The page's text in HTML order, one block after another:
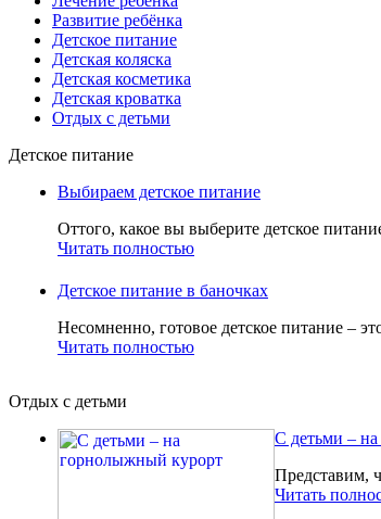
Развитие ребёнка
Детское питание
Детская коляска
Детская косметика
Детская кроватка
Отдых с детьми
Детское питание
Выбираем детское питание
Оттого, какое вы выберите детское
Читать полностью
Детское питание в баночках
Несомненно, готовое детское питание –
Читать полностью
Отдых с детьми
С детьми –
Представим,
Читать